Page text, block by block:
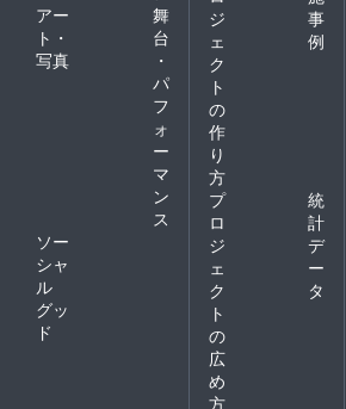
アー
ト・
写真
舞
台
・
パ
フ
ォ
ー
マ
ン
ス
ソー
シャ
ル
グッ
ド
ジ
ェ
ク
ト
の
作
り
方
事
例
プ
ロ
ジ
ェ
ク
ト
の
広
め
方
統
計
デ
ー
タ